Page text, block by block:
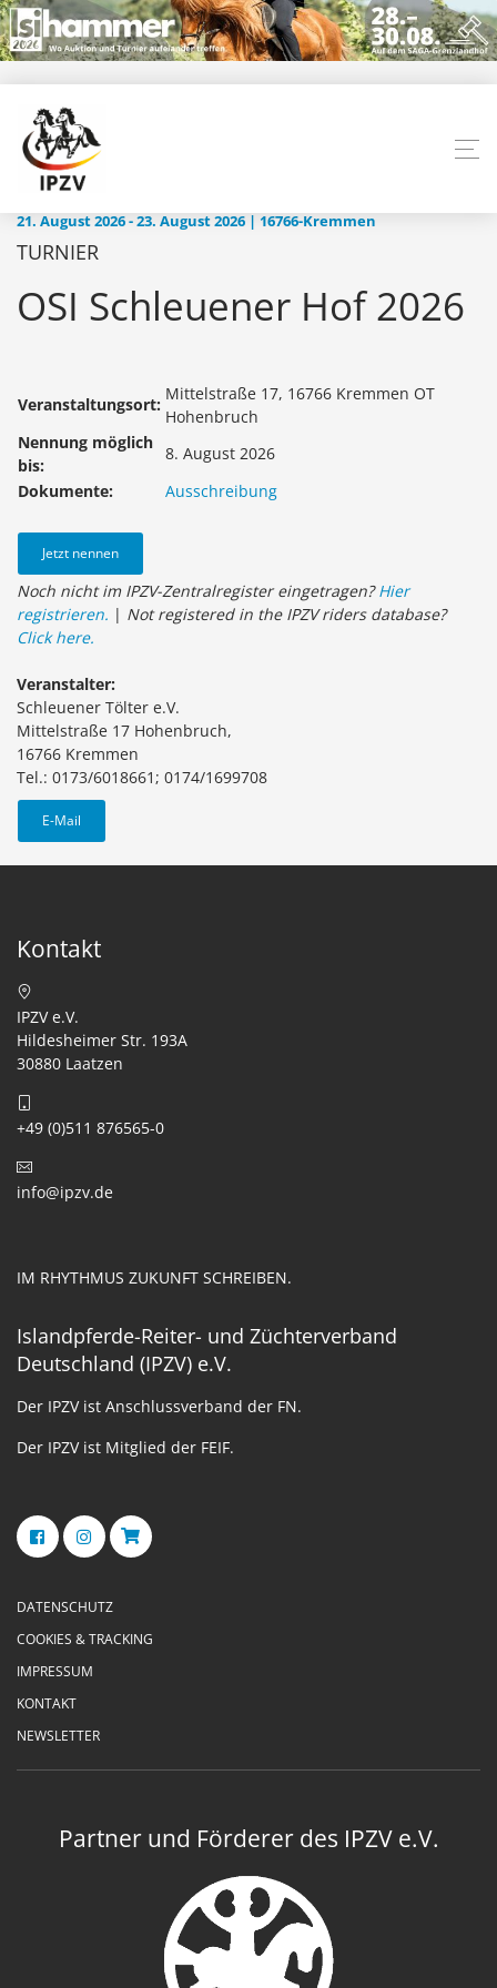
21. August 2026 - 23. August 2026 | 16766-Kremmen
TURNIER
OSI Schleuener Hof 2026
Veranstaltungsort:
Mittelstraße 17, 16766 Kremmen OT
Hohenbruch
Nennung möglich
bis:
8. August 2026
Dokumente:
Ausschreibung
Jetzt nennen
Noch nicht im IPZV-Zentralregister eingetragen?Hier
registrieren. | Not registered in the IPZV riders database?
Click here.
Veranstalter:
Schleuener Tölter e.V.
Mittelstraße 17 Hohenbruch,
16766 Kremmen
Tel.: 0173/6018661; 0174/1699708
E-Mail
Kontakt
IPZV e.V.
Hildesheimer Str. 193A
30880 Laatzen
+49 (0)511 876565-0
info@ipzv.de
IM RHYTHMUS ZUKUNFT SCHREIBEN.
Islandpferde-Reiter- und Züchterverband
Deutschland (IPZV) e.V.
Der IPZV ist Anschlussverband der FN.
Der IPZV ist Mitglied der FEIF.
DATENSCHUTZ
COOKIES & TRACKING
IMPRESSUM
KONTAKT
NEWSLETTER
Partner und Förderer des IPZV e.V.